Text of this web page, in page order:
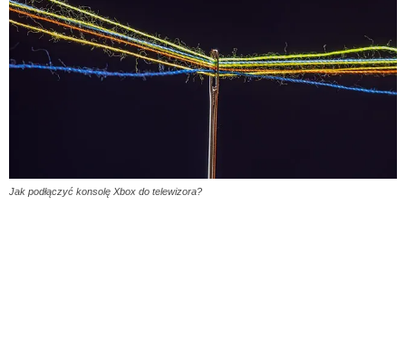
Jak podłączyć konsolę Xbox do telewizora?